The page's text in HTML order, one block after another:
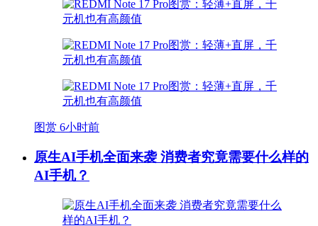
图赏 6小时前
原生AI手机全面来袭 消费者究竟需要什么样的
AI手机？